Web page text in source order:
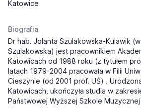
Katowice
Biografia
Dr hab. Jolanta Szulakowska-Kulawik
Szulakowska) jest pracownikiem
Katowicach od 1988 roku (z tytułem
latach 1979-2004 pracowała w Filii
Cieszynie (od 2001 prof. UŚ) .
Katowicach, ukończyła studia w
Państwowej Wyższej Szkole